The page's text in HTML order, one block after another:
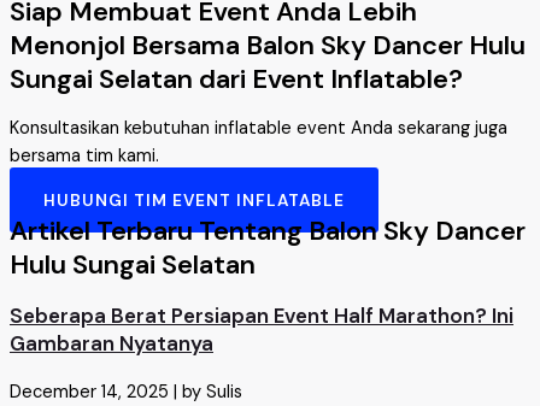
Siap Membuat Event Anda Lebih
Menonjol Bersama Balon Sky Dancer Hulu
Sungai Selatan dari Event Inflatable?
Konsultasikan kebutuhan inflatable event Anda sekarang juga
bersama tim kami.
HUBUNGI TIM EVENT INFLATABLE
Artikel Terbaru Tentang Balon Sky Dancer
Hulu Sungai Selatan
Seberapa Berat Persiapan Event Half Marathon? Ini
Gambaran Nyatanya
December 14, 2025
by Sulis